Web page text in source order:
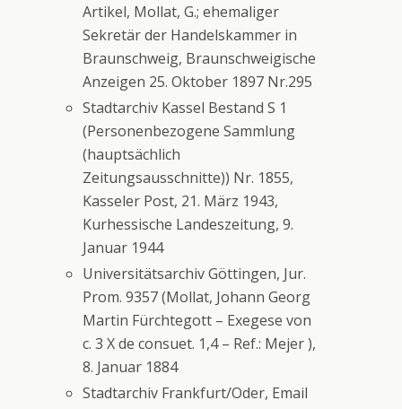
Artikel, Mollat, G.; ehemaliger
Sekretär der Handelskammer in
Braunschweig, Braunschweigische
Anzeigen 25. Oktober 1897 Nr.295
Stadtarchiv Kassel Bestand S 1
(Personenbezogene Sammlung
(hauptsächlich
Zeitungsausschnitte)) Nr. 1855,
Kasseler Post, 21. März 1943,
Kurhessische Landeszeitung, 9.
Januar 1944
Universitätsarchiv Göttingen, Jur.
Prom. 9357 (Mollat, Johann Georg
Martin Fürchtegott – Exegese von
c. 3 X de consuet. 1,4 – Ref.: Mejer ),
8. Januar 1884
Stadtarchiv Frankfurt/Oder, Email